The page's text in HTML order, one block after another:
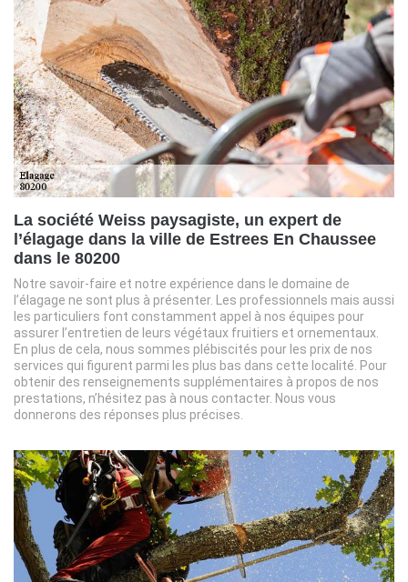
La société Weiss paysagiste, un expert de
l’élagage dans la ville de Estrees En Chaussee
dans le 80200
Notre savoir-faire et notre expérience dans le domaine de
l’élagage ne sont plus à présenter. Les professionnels mais aussi
les particuliers font constamment appel à nos équipes pour
assurer l’entretien de leurs végétaux fruitiers et ornementaux.
En plus de cela, nous sommes plébiscités pour les prix de nos
services qui figurent parmi les plus bas dans cette localité. Pour
obtenir des renseignements supplémentaires à propos de nos
prestations, n’hésitez pas à nous contacter. Nous vous
donnerons des réponses plus précises.